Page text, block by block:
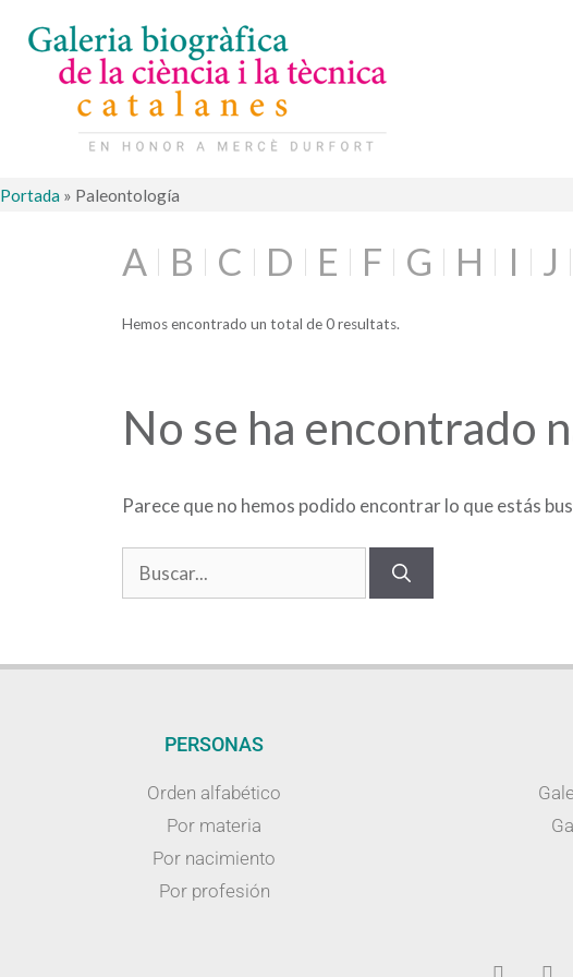
Portada » Paleontología
A B C D E F G H I J
Hemos encontrado un total de 0 resultats.
No se ha encontrado
Parece que no hemos podido encontrar lo que estás
PERSONAS
Orden alfabético
Por materia
Por nacimiento
Por profesión